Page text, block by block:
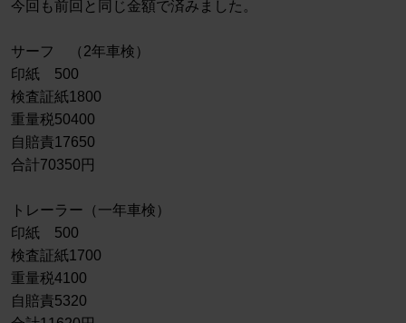
今回も前回と同じ金額で済みました。
サーフ （2年車検）
印紙 500
検査証紙1800
重量税50400
自賠責17650
合計70350円
トレーラー（一年車検）
印紙 500
検査証紙1700
重量税4100
自賠責5320